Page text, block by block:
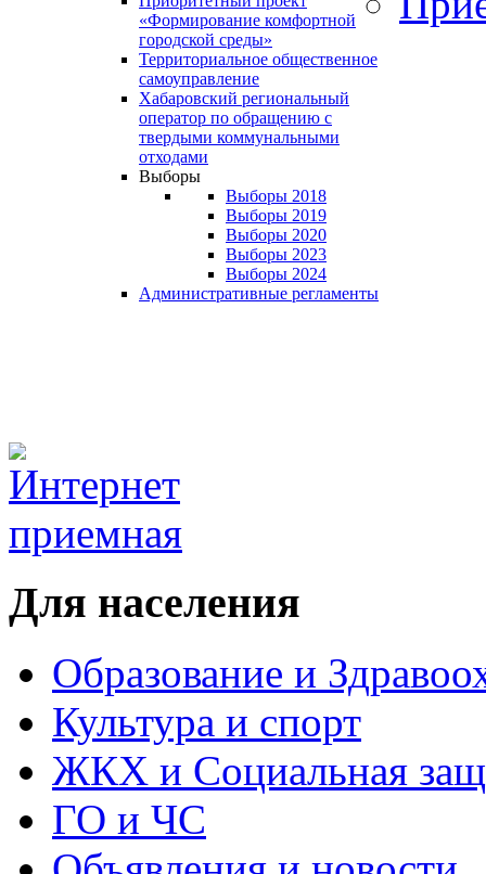
«Формирование комфортной
городской среды»
Территориальное общественное
самоуправление
Хабаровский региональный
оператор по обращению с
твердыми коммунальными
отходами
Выборы
Выборы 2018
Выборы 2019
Выборы 2020
Выборы 2023
Выборы 2024
Административные регламенты
Для населения
Образование и
Культура и спорт
ЖКХ и Социальная
ГО и ЧС